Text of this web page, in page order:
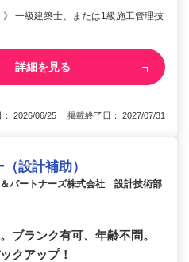
》 一級建築士、または1級施工管理技
詳細を見る
： 2026/06/25 掲載終了日： 2027/07/31
設計補助）
パートナーズ株式会社 設計技術部
ブランク有可、年齢不問。
クアップ！